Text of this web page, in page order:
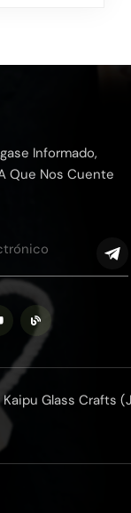
Informado,
Que Nos Cuente
Glass Crafts